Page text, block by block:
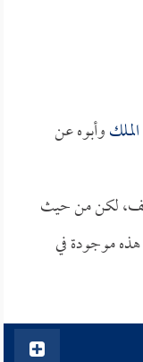
وأبوه عن
لكن من حيث
هذه موجودة في